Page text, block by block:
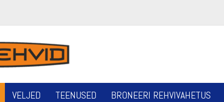
VELJED TEENUSED BRONEERI REHVIVAHETUS